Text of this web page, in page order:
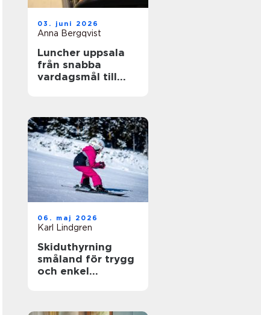
03. juni 2026
Anna Bergqvist
Luncher uppsala
från snabba
vardagsmål till
06. maj 2026
Karl Lindgren
Skiduthyrning
småland för trygg
och enkel